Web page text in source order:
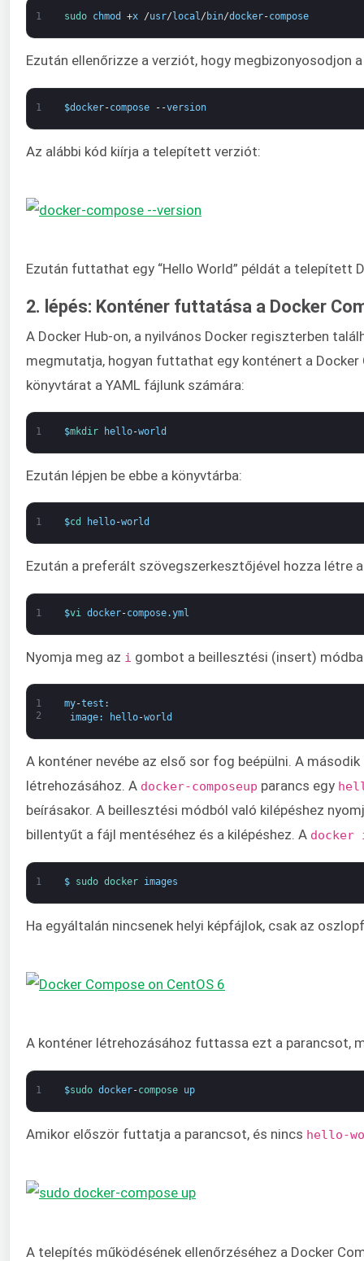
1 sudo chmod +x /usr/ local/ bin/docker-compose
Ezután ellenőrizze a verziót, hogy megbizonyosodjon
1 $docker-compose --version
Az alábbi kód kiírja a telepített verziót:
Ezután futtathat egy “Hello World” példát a telepített
2. lépés: Konténer futtatása a Docker
A Docker Hub-on, a nyilvános Docker regiszterben
megmutatja, hogyan futtathat egy konténert a
könyvtárat a YAML fájlunk számára:
1 $mkdir hello-world
Ezután lépjen be ebbe a könyvtárba:
1 $cd hello-world
Ezután a preferált szövegszerkesztőjével hozza létre
1 $vi docker-compose.yml
Nyomja meg az i gombot a beillesztési (insert)
1
2
my-test :
image: hello-world
A konténer nevébe az első sor fog beépülni. A
létrehozásához. A docker-composeup parancs egy
beírásakor. A beillesztési módból való kilépéshez
billentyűt a fájl mentéséhez és a kilépéshez. A docker
1 $ sudo docker images
Ha egyáltalán nincsenek helyi képfájlok, csak az
A konténer létrehozásához futtassa ezt a parancsot,
1 $sudo docker-compose up
Amikor először futtatja a parancsot, és nincs hello-
A telepítés működésének ellenőrzéséhez a Docker